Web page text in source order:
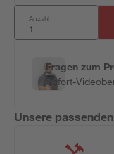
Anzahl:
Fragen zum
Sofort-
Unsere